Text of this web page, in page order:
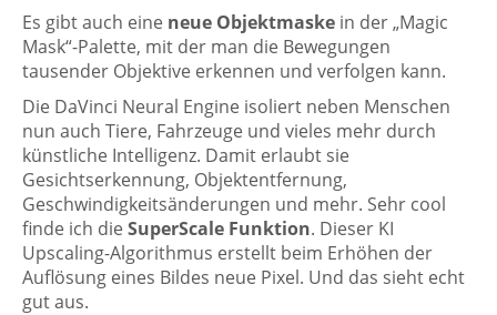
Es gibt auch eine neue Objektmaske in der „Magic
Mask“-Palette, mit der man die Bewegungen
tausender Objektive erkennen und verfolgen kann.
Die DaVinci Neural Engine isoliert neben Menschen
nun auch Tiere, Fahrzeuge und vieles mehr durch
künstliche Intelligenz. Damit erlaubt sie
Gesichtserkennung, Objektentfernung,
Geschwindigkeitsänderungen und mehr. Sehr cool
finde ich die SuperScale Funktion. Dieser KI
Upscaling-Algorithmus erstellt beim Erhöhen der
Auflösung eines Bildes neue Pixel. Und das sieht echt
gut aus.